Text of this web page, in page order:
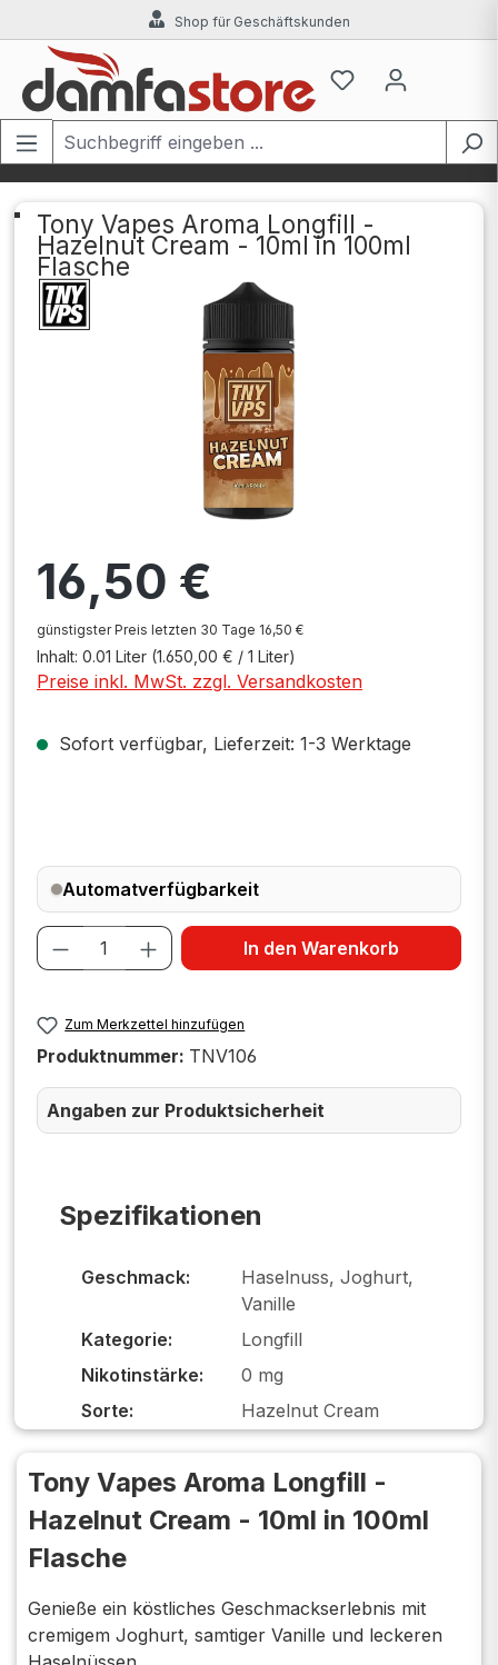
Zum Hauptinhalt springenShop für Geschäftskunden
Tony Vapes Aroma Longfill -
Hazelnut Cream - 10ml in 100ml
Flasche
Bildergalerie überspringen
Spezifikationen
Geschmack:
Haselnuss, Joghurt,
Vanille
Kategorie:
Longfill
Nikotinstärke:
0 mg
Sorte:
Hazelnut Cream
16,50 €
günstigster Preis letzten 30 Tage 16,50 €
Inhalt: 0.01 Liter (1.650,00 € / 1 Liter)
Preise inkl. MwSt. zzgl. Versandkosten
Sofort verfügbar, Lieferzeit: 1-3 Werktage
Automatverfügbarkeit
Produkt Anzahl: Gib den
In den Warenkorb
Zum Merkzettel hinzufügen
Produktnummer: TNV106
Angaben zur Produktsicherheit
Tony Vapes Aroma Longfill -
Hazelnut Cream - 10ml in 100ml
Flasche
Genieße ein köstliches Geschmackserlebnis mit
cremigem Joghurt, samtiger Vanille und leckeren